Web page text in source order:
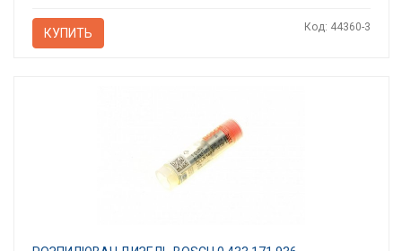
КУПИТЬ Код: 44360-3